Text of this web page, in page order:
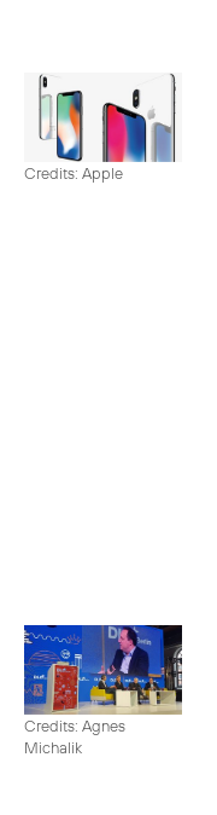
Credits: Apple
Credits: Agnes
Michalik